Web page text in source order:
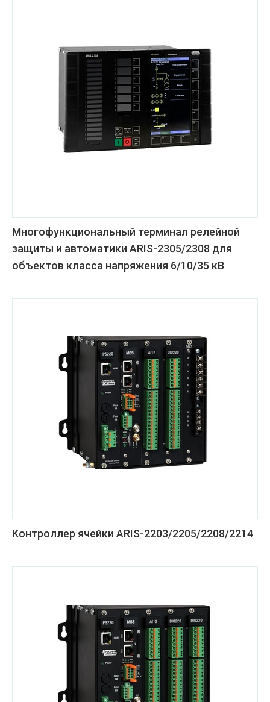
Многофункциональный терминал релейной
защиты и автоматики ARIS-2305/2308 для
объектов класса напряжения 6/10/35 кВ
Контроллер ячейки ARIS-2203/2205/2208/2214